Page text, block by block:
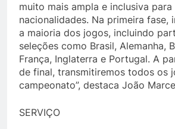
muito mais ampla e inclusiva
nacionalidades. Na primeira fase,
a maioria dos jogos, incluindo
seleções como Brasil, Alemanha,
França, Inglaterra e Portugal. A
de final, transmitiremos todos os
campeonato”, destaca João
SERVIÇO